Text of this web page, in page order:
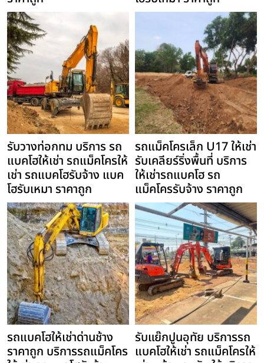
รับวางท่อกทม บริการ รถ
แบคโฮให้เช่า รถแม็คโครให้
เช่า รถแบคโฮรับจ้าง แบค
โฮรับเหมา ราคาถูก
รถแม็คโครเล็ก U17 ให้เช่า
รับเคลียร์ริ่งพื้นที่ บริการ
ให้เช่ารถแบคโฮ รถ
แม็คโครรับจ้าง ราคาถูก
รถแบคโฮให้เช่าด่านช้าง
ราคาถูก บริการรถแม็คโคร
รับแย๊กปูนอุทัย บริการรถ
แบคโฮให้เช่า รถแม็คโครให้